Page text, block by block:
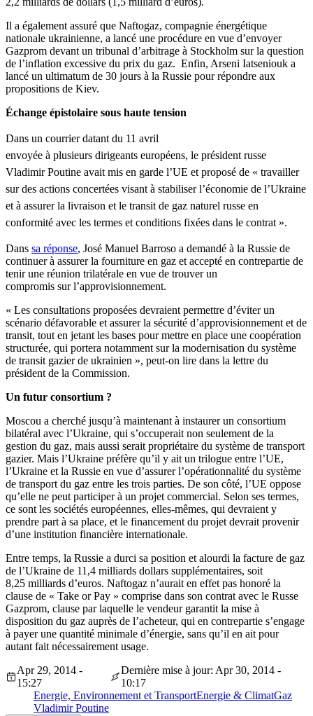
Il a également assuré que Naftogaz, compagnie énergétique
nationale ukrainienne, a lancé une procédure en vue d’envoyer
Gazprom devant un tribunal d’arbitrage à Stockholm sur la question
de l’inflation excessive du prix du gaz. Enfin, Arseni Iatseniouk a
lancé un ultimatum de 30 jours à la Russie pour répondre aux
propositions de Kiev.
Échange épistolaire sous haute tension
Dans un courrier datant du 11 avril
envoyée à plusieurs dirigeants européens, le président russe
VladimirPoutine avait mis en garde l’UE et proposé de « travailler
surdes actions concertées visant à stabiliser l’économie de l’Ukraine
et à assurerla livraison et le transit de gaz naturel russe en
conformité avec les termes et conditions fixées dans le contrat ».
Dans sa réponse, José Manuel Barroso a demandé à la Russie de
continuer à assurer la fourniture en gaz et accepté en contrepartie de
tenir une réunion trilatérale en vue de trouver un
compromis sur l’approvisionnement.
« Les consultations proposées devraient permettre d’éviter un
scénario défavorable et assurer la sécurité d’approvisionnement et de
transit, tout en jetant les bases pour mettre en place une coopération
structurée, qui portera notamment sur la modernisation du système
de transit gazier de ukrainien », peut-on lire dans la lettre du
président de la Commission.
Un futur consortium ?
Moscou a cherché jusqu’à maintenant à instaurer un consortium
bilatéral avec l’Ukraine, qui s’occuperait non seulement de la
gestion du gaz, mais aussi serait propriétaire du système de transport
gazier. Mais l’Ukraine préfère qu’il y ait un trilogue entre l’UE,
l’Ukraine et la Russie en vue d’assurer l’opérationnalité du système
de transport du gaz entre les trois parties. De son côté, l’UE oppose
qu’elle ne peut participer à un projet commercial. Selon ses termes,
ce sont les sociétés européennes, elles-mêmes, qui devraient y
prendre part à sa place, et le financement du projet devrait provenir
d’une institution financière internationale.
Entre temps, la Russie a durci sa position et alourdi la facture de gaz
de l’Ukraine de 11,4 milliards dollars supplémentaires, soit
8,25 milliards d’euros. Naftogaz n’aurait en effet pas honoré la
clause de « Take or Pay » comprise dans son contrat avec le Russe
Gazprom, clause par laquelle le vendeur garantit la mise à
disposition du gaz auprès de l’acheteur, qui en contrepartie s’engage
à payer une quantité minimale d’énergie, sans qu’il en ait pour
autant fait nécessairement usage.
Apr 29, 2014 -
15:27
Dernière mise à jour: Apr 30, 2014 -
10:17
Energie, Environnement et TransportEnergie & ClimatGaz
Vladimir Poutine